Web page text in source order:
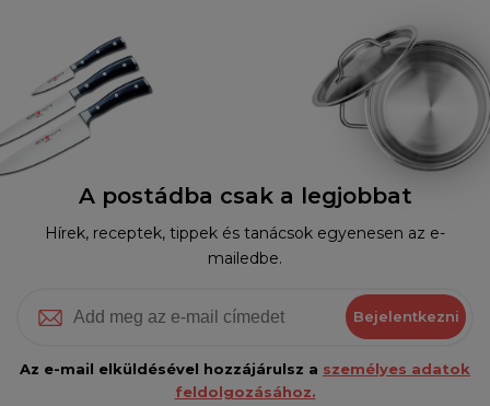
A postádba csak a legjobbat
Hírek, receptek, tippek és tanácsok egyenesen az e-
mailedbe.
Bejelentkezni
Az e-mail elküldésével hozzájárulsz a személyes adatok
feldolgozásához.